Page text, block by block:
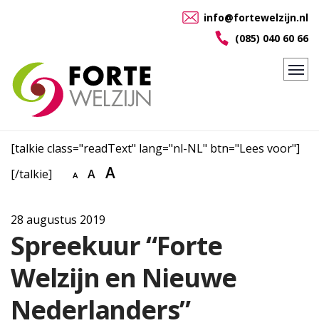
info@fortewelzijn.nl
(085) 040 60 66
[talkie class="readText" lang="nl-NL" btn="Lees voor"]
[/talkie]
A A A
28 augustus 2019
Spreekuur “Forte
Welzijn en Nieuwe
Nederlanders”